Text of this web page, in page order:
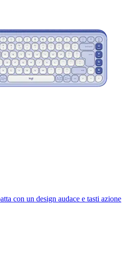
con un design audace e tasti azione